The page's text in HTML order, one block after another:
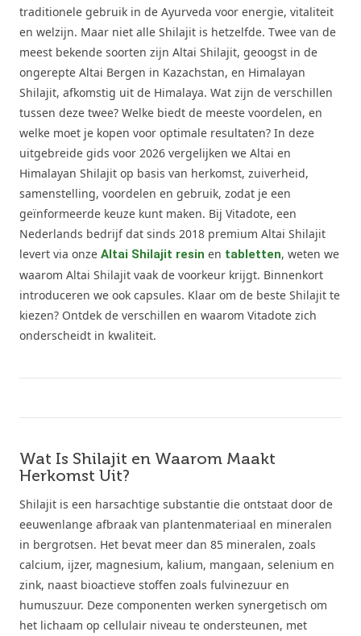
traditionele gebruik in de Ayurveda voor energie, vitaliteit
en welzijn. Maar niet alle Shilajit is hetzelfde. Twee van de
meest bekende soorten zijn Altai Shilajit, geoogst in de
ongerepte Altai Bergen in Kazachstan, en Himalayan
Shilajit, afkomstig uit de Himalaya. Wat zijn de verschillen
tussen deze twee? Welke biedt de meeste voordelen, en
welke moet je kopen voor optimale resultaten? In deze
uitgebreide gids voor 2026 vergelijken we Altai en
Himalayan Shilajit op basis van herkomst, zuiverheid,
samenstelling, voordelen en gebruik, zodat je een
geïnformeerde keuze kunt maken. Bij Vitadote, een
Nederlands bedrijf dat sinds 2018 premium Altai Shilajit
levert via onze Altai Shilajit resin en tabletten, weten we
waarom Altai Shilajit vaak de voorkeur krijgt. Binnenkort
introduceren we ook capsules. Klaar om de beste Shilajit te
kiezen? Ontdek de verschillen en waarom Vitadote zich
onderscheidt in kwaliteit.
Wat Is Shilajit en Waarom Maakt
Herkomst Uit?
Shilajit is een harsachtige substantie die ontstaat door de
eeuwenlange afbraak van plantenmateriaal en mineralen
in bergrotsen. Het bevat meer dan 85 mineralen, zoals
calcium, ijzer, magnesium, kalium, mangaan, selenium en
zink, naast bioactieve stoffen zoals fulvinezuur en
humuszuur. Deze componenten werken synergetisch om
het lichaam op cellulair niveau te ondersteunen, met